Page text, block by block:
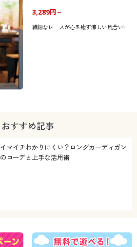
3,289円～
繊細なレースが心を癒す涼しい風合い!
おすすめ記事
イマイチわかりにくい？ロングカーディガン
のコーデと上手な活用術